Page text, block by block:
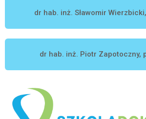
dr hab. inż. Sławomir
dr hab. inż. Piotr Zapotoczny,